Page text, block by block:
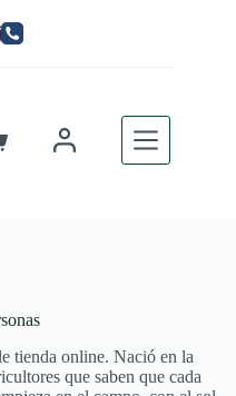
tienda online. Nació en la
que saben que cada